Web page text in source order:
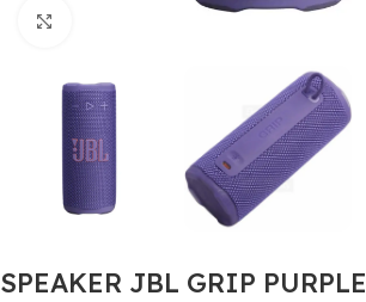
SPEAKER JBL GRIP PURPLE